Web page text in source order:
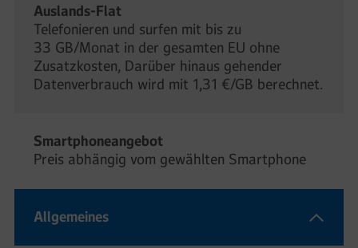
Auslands-Flat
Telefonieren und surfen mit bis zu
33 GB/Monat in der gesamten EU ohne
Zusatzkosten, Darüber hinaus gehender
Datenverbrauch wird mit 1,31 €/GB berechnet.
Smartphoneangebot
Preis abhängig vom gewählten Smartphone
Allgemeines